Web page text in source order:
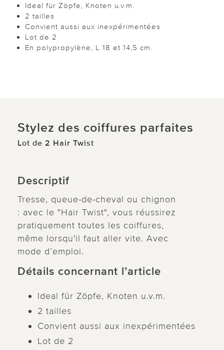
Ideal für Zöpfe, Knoten u.v.m.
2 tailles
Convient aussi aux inexpérimentées
Lot de 2
En polypropylène, L 18 et 14,5 cm.
Stylez des coiffures parfaites
Lot de 2 Hair Twist
Descriptif
Tresse, queue-de-cheval ou chignon
: avec le "Hair Twist", vous réussirez
pratiquement toutes les coiffures,
même lorsqu'il faut aller vite. Avec
mode d’emploi.
Détails concernant l’article
Ideal für Zöpfe, Knoten u.v.m.
2 tailles
Convient aussi aux inexpérimentées
Lot de 2